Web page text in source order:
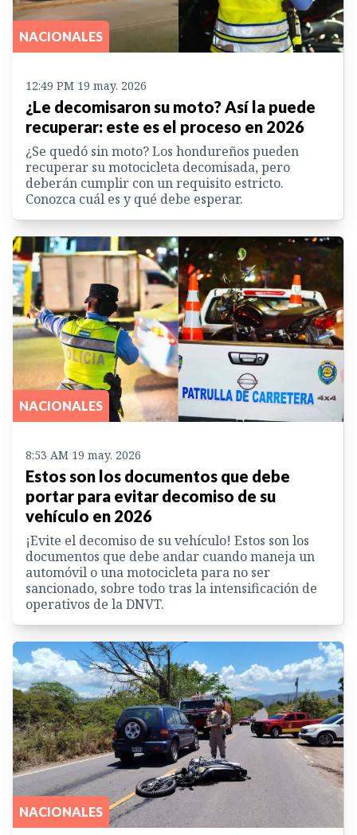
NACIONALES
12:49 PM 19 may. 2026
¿Le decomisaron su moto? Así la puede
recuperar: este es el proceso en 2026
¿Se quedó sin moto? Los hondureños pueden
recuperar su motocicleta decomisada, pero
deberán cumplir con un requisito estricto.
Conozca cuál es y qué debe esperar.
NACIONALES
8:53 AM 19 may. 2026
Estos son los documentos que debe
portar para evitar decomiso de su
vehículo en 2026
¡Evite el decomiso de su vehículo! Estos son los
documentos que debe andar cuando maneja un
automóvil o una motocicleta para no ser
sancionado, sobre todo tras la intensificación de
operativos de la DNVT.
NACIONALES